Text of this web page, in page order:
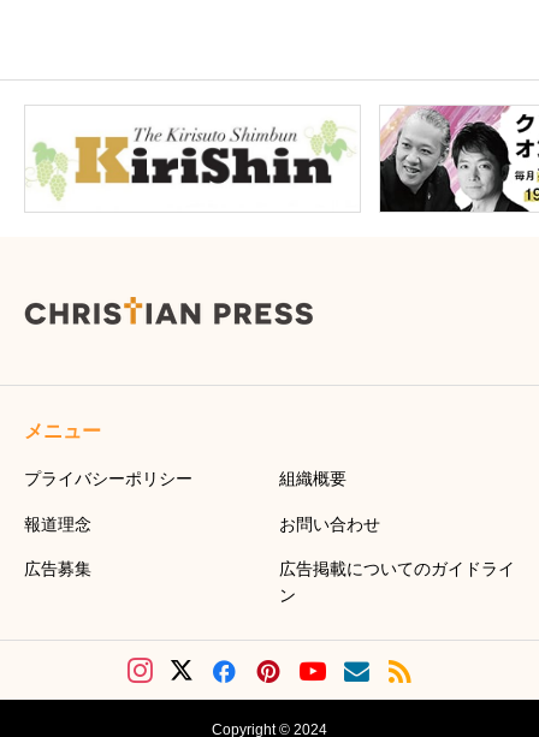
メニュー
プライバシーポリシー 組織概要
報道理念 お問い合わせ
広告募集
広告掲載についてのガイドライ
ン
Copyright © 2024